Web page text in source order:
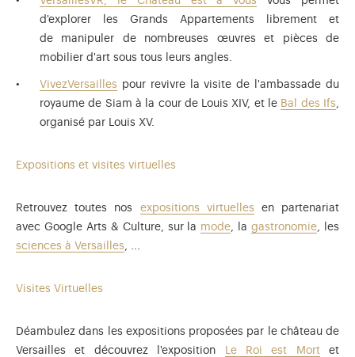
d'explorer les Grands Appartements librement et
de manipuler de nombreuses œuvres et pièces de
mobilier d'art sous tous leurs angles.
VivezVersailles pour revivre la visite de l'ambassade du
royaume de Siam à la cour de Louis XIV, et le Bal des Ifs,
organisé par Louis XV.
Expositions et visites virtuelles
Retrouvez toutes nos expositions virtuelles en partenariat
avec Google Arts & Culture, sur la mode, lagastronomie, les
sciences à Versailles, ...
Visites Virtuelles
Déambulez dans les expositions proposées par le château de
Versailles et découvrez l'exposition
Le Roi est Mortet